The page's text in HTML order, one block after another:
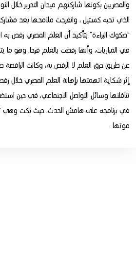
والمصريين بكونها شاركتهم ميدان التحرير خلال
الذي تحبه كستيل ، وانفرجت ملامحها بعد
“صكوك البراءة” بتأكيد أن العلم المصري رقص به
في المباريات، وأنها رقصت بالعلم فرحا، وهو ما
عن طريق حرق العلم لا الرقص به، وكانت الراقصة
إثر شكاية اتهمتها بإهانة العلم المصري خلال
تناقلتها وسائل التواصل الاجتماعي، في حين
في برنامجه على هامش الحدث، حيث بكت وهي
موتها .